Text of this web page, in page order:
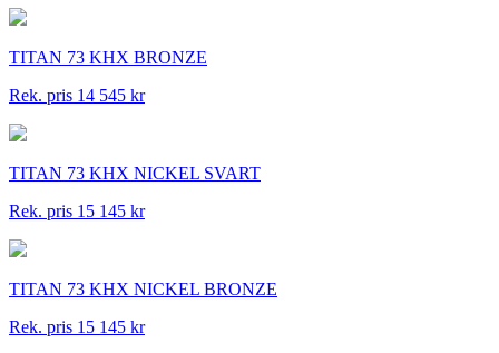
TITAN 73 KHX BRONZE
Rek. pris 14 545 kr
TITAN 73 KHX NICKEL SVART
Rek. pris 15 145 kr
TITAN 73 KHX NICKEL BRONZE
Rek. pris 15 145 kr